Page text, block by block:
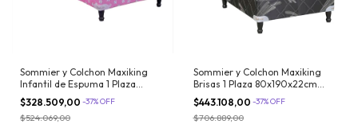
Sommier y Colchon Maxiking
Infantil de Espuma 1 Plaza
80x190 Tela Acolchada
Matelasseada Rosa
$328.509,00 -37%OFF
$524.069,00
Sommier y Colchon Maxiking
Brisas 1 Plaza 80x190x22cm
Espuma de Alta Densidad Firme
Tela de Jackard
$443.108,00 -37%OFF
$706.889,00